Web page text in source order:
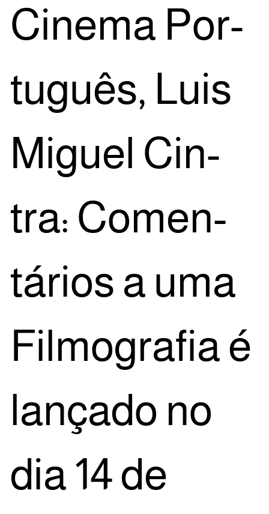
Cine­ma Por­
tu­guês, Luis
Miguel Cin­
tra: Comen­
tá­ri­os a uma
Fil­mo­gra­fia é
lan­ça­do no
dia 14 de